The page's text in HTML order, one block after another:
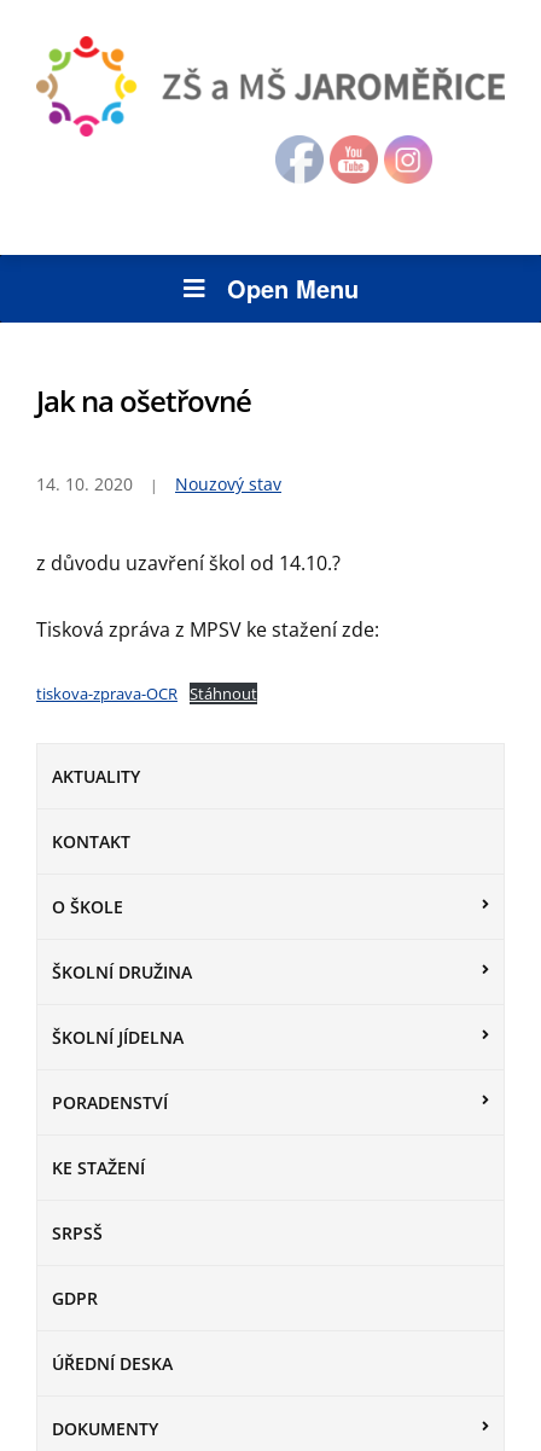
Open Menu
AKTUALITY
KONTAKT
O ŠKOLE
ŠKOLNÍ DRUŽINA
ŠKOLNÍ JÍDELNA
PORADENSTVÍ
KE STAŽENÍ
SRPSŠ
GDPR
ÚŘEDNÍ DESKA
DOKUMENTY
Jak na ošetřovné
14. 10. 2020 Nouzový stav
z důvodu uzavření škol od 14.10.?
Tisková zpráva z MPSV ke stažení zde:
tiskova-zprava-OCR Stáhnout